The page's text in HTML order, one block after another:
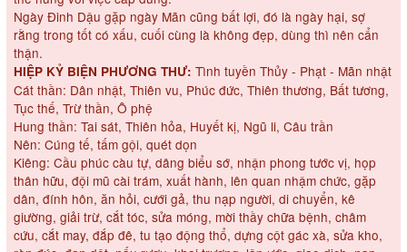
Ngày Đinh Dậu gặp ngày Mãn cũng bất lợi, đó là ngày hại, sợ
rằng trong tốt có xấu, cuối cùng là không đẹp, dùng thì nên cẩn
thận.
HIỆP KỶ BIỆN PHƯƠNG THƯ: Tình tuyền Thủy - Phạt - Mãn nhật
Cát thần: Dân nhật, Thiên vu, Phúc đức, Thiên thương, Bất tương,
Tục thế, Trừ thần, Ô phệ
Hung thần: Tai sát, Thiên hỏa, Huyết kị, Ngũ li, Câu trần
Nên: Cúng tế, tấm gội, quét dọn
Kiêng: Cầu phúc càu tự, dâng biểu sớ, nhận phong tước vị, họp
thân hữu, đội mũ cài trám, xuất hành, lên quan nhậm chức, gặp
dân, đính hôn, ăn hỏi, cưới gả, thu nạp người, di chuyển, kê
giường, giải trừ, cắt tóc, sửa móng, mời thầy chữa bệnh, châm
cứu, cắt may, đắp đê, tu tạo động thổ, dựng cột gác xà, sửa kho,